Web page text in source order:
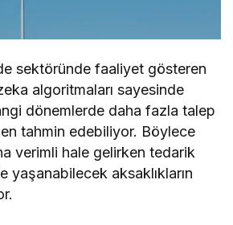
sektöründe faaliyet gösteren
algoritmaları sayesinde
dönemlerde daha fazla talep
tahmin edebiliyor. Böylece
verimli hale gelirken tedarik
yaşanabilecek aksaklıkların